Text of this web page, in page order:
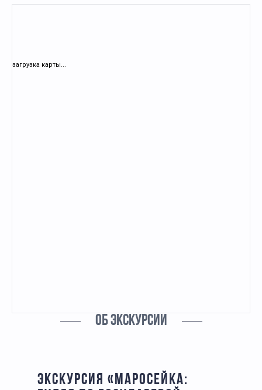
загрузка карты...
ОБ ЭКСКУРСИИ
ЭКСКУРСИЯ «МАРОСЕЙКА: